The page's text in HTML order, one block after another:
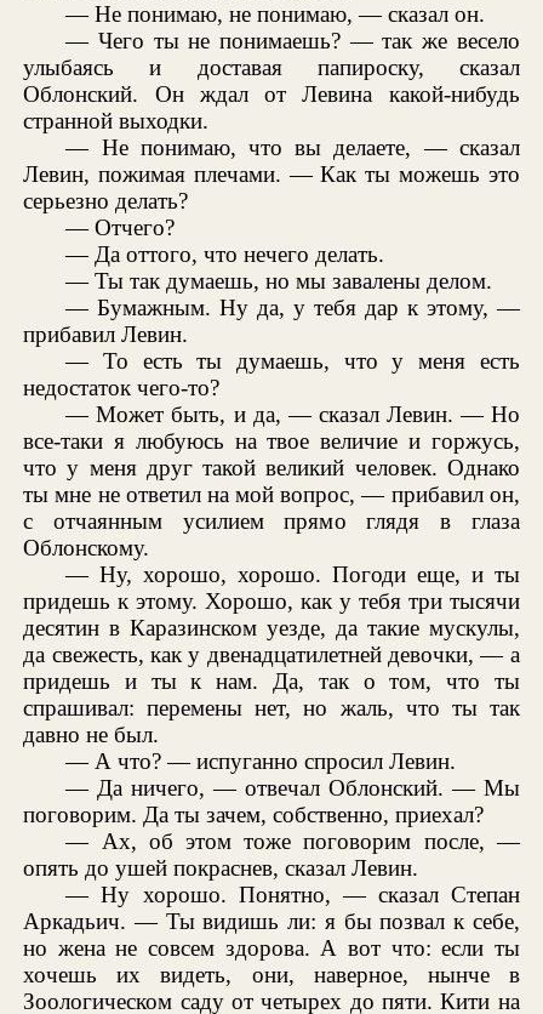
— Не понимаю, не понимаю, — сказал он.
— Чего ты не понимаешь? — так же весело
улыбаясь и доставая папироску, сказал
Облонский. Он ждал от Левина какой-нибудь
странной выходки.
— Не понимаю, что вы делаете, — сказал
Левин, пожимая плечами. — Как ты можешь это
серьезно делать?
— Отчего?
— Да оттого, что нечего делать.
— Ты так думаешь, но мы завалены делом.
— Бумажным. Ну да, у тебя дар к этому, —
прибавил Левин.
— То есть ты думаешь, что у меня есть
недостаток чего-то?
— Может быть, и да, — сказал Левин. — Но
все-таки я любуюсь на твое величие и горжусь,
что у меня друг такой великий человек. Однако
ты мне не ответил на мой вопрос, — прибавил он,
с отчаянным усилием прямо глядя в глаза
Облонскому.
— Ну, хорошо, хорошо. Погоди еще, и ты
придешь к этому. Хорошо, как у тебя три тысячи
десятин в Каразинском уезде, да такие мускулы,
да свежесть, как у двенадцатилетней девочки, — а
придешь и ты к нам. Да, так о том, что ты
спрашивал: перемены нет, но жаль, что ты так
давно не был.
— А что? — испуганно спросил Левин.
— Да ничего, — отвечал Облонский. — Мы
поговорим. Да ты зачем, собственно, приехал?
— Ах, об этом тоже поговорим после, —
опять до ушей покраснев, сказал Левин.
— Ну хорошо. Понятно, — сказал Степан
Аркадьич. — Ты видишь ли: я бы позвал к себе,
но жена не совсем здорова. А вот что: если ты
хочешь их видеть, они, наверное, нынче в
Зоологическом саду от четырех до пяти. Кити на